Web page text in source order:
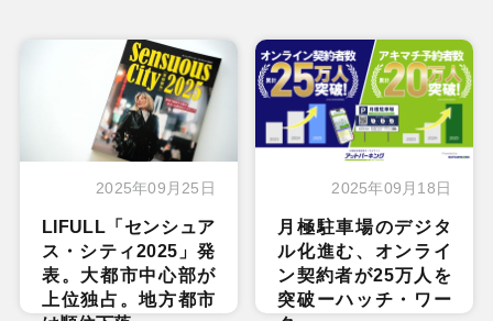
2025年09月25日
LIFULL「センシュア
ス・シティ2025」発
表。大都市中心部が
上位独占。地方都市
2025年09月18日
月極駐車場のデジタ
ル化進む、オンライ
ン契約者が25万人を
突破ーハッチ・ワー